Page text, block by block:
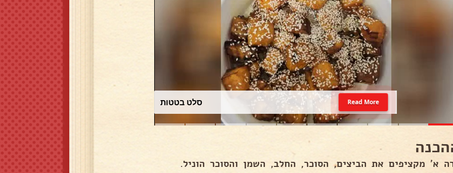
כרוב לבן Read More
א' מקציפים את הביצים, הסוכר, החלב, השמן והסוכר הוניל.